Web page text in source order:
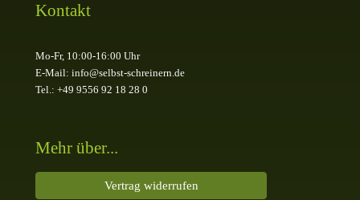
Kontakt
Mo-Fr, 10:00-16:00 Uhr
E-Mail: info@selbst-schreinern.de
Tel.: +49 9556 92 18 28 0
Mehr über...
Vertrag widerrufen